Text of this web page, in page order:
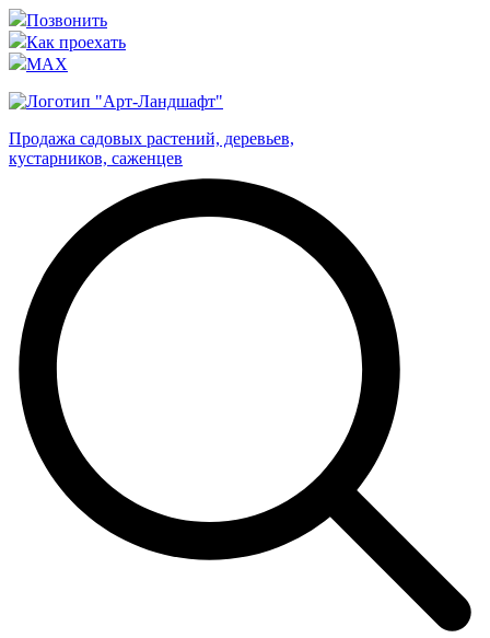
Позвонить
Как проехать
MAX
Продажа садовых растений, деревьев,
кустарников, саженцев